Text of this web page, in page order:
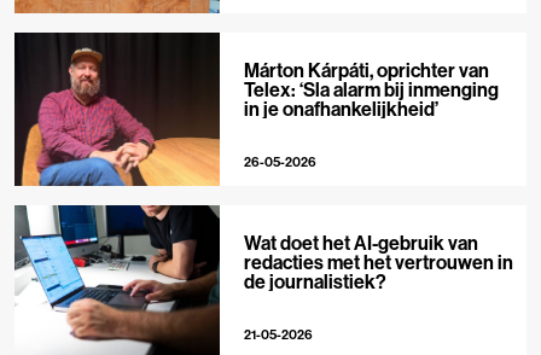
Márton Kárpáti, oprichter van
Telex: ‘Sla alarm bij inmenging
in je onafhankelijkheid’
26-05-2026
Wat doet het AI-gebruik van
redacties met het vertrouwen in
de journalistiek?
21-05-2026